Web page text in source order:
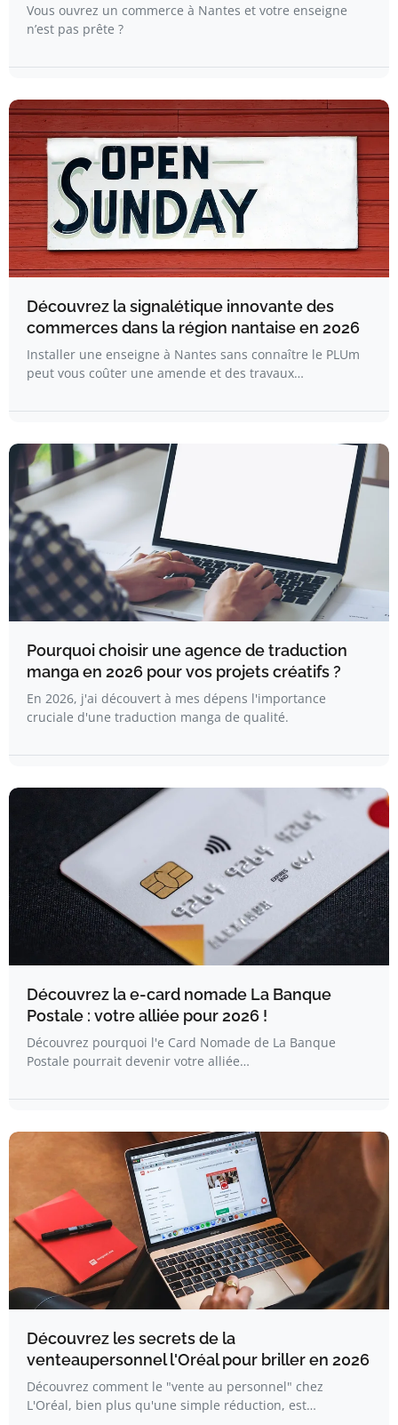
Vous ouvrez un commerce à Nantes et votre enseigne
n’est pas prête ?
Découvrez la signalétique innovante des
commerces dans la région nantaise en 2026
Installer une enseigne à Nantes sans connaître le PLUm
peut vous coûter une amende et des travaux…
Pourquoi choisir une agence de traduction
manga en 2026 pour vos projets créatifs ?
En 2026, j'ai découvert à mes dépens l'importance
cruciale d'une traduction manga de qualité.
Découvrez la e-card nomade La Banque
Postale : votre alliée pour 2026 !
Découvrez pourquoi l'e Card Nomade de La Banque
Postale pourrait devenir votre alliée…
Découvrez les secrets de la
venteaupersonnel l'Oréal pour briller en 2026
Découvrez comment le "vente au personnel" chez
L'Oréal, bien plus qu'une simple réduction, est…